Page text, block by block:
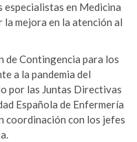
especialistas en Medicina
mejora en la atención al
de Contingencia para los
a la pandemia del
por las Juntas Directivas
Española de Enfermería
coordinación con los jefes